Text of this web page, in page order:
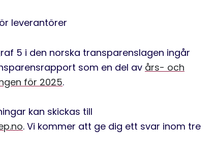
leverantörer
5 i den norska transparenslagen ingår
som en del av års- och
för 2025.
kan skickas till
. Vi kommer att ge dig ett svar inom tre